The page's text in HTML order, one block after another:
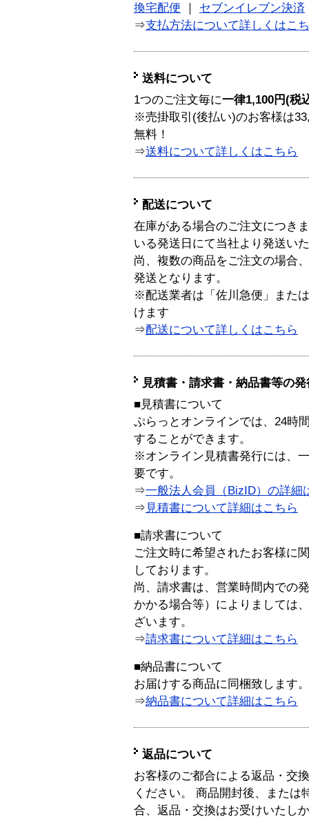
換宅配便
セブンイレブン決済
⇒支払方法について詳しくはこ
送料について
1つのご注文毎に一律1,100円(税
※売掛取引(後払い)のお客様は
無料！
⇒送料について詳しくはこちら
配送について
在庫がある場合のご注文につき
いる発送日にて当社より発送い
尚、複数の商品をご注文の場合
発送となります。
※配送業者は「佐川急便」また
けます
⇒配送について詳しくはこちら
見積書・請求書・納品書等の
■見積書について
ぷらっとオンラインでは、24時
することができます。
※オンライン見積書発行には、
要です。
⇒一般法人会員（BizID）の詳細
⇒ 見積書について詳細はこちら
■請求書について
ご注文時に希望されたお客様に
しております。
尚、請求書は、営業時間内での
かかる場合等）によりましては
ざいます。
⇒請求書について詳細はこちら
■納品書について
お届けする商品に同梱致します。
⇒納品書について詳細はこちら
返品について
お客様のご都合による返品・交
ください。 商品開封後、または
合、返品・交換はお受けいたし